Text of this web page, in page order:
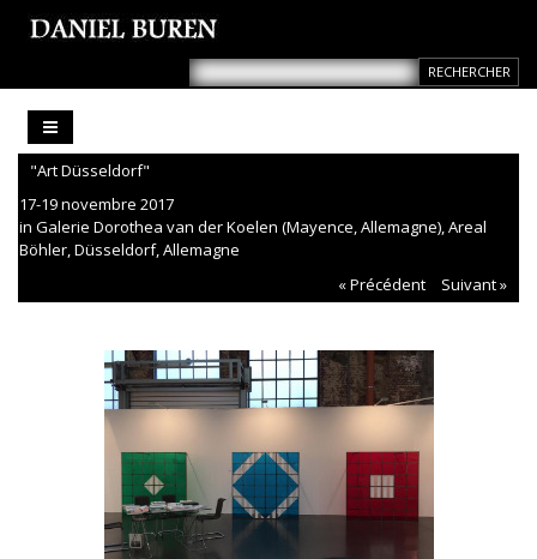
"Art Düsseldorf"
17-19 novembre 2017
in Galerie Dorothea van der Koelen (Mayence, Allemagne), Areal
Böhler, Düsseldorf, Allemagne
« Précédent
Suivant »